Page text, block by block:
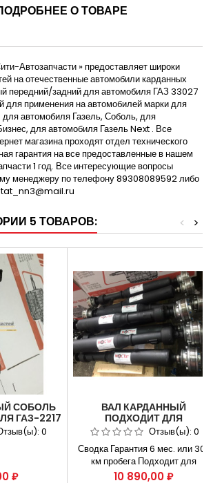
О ТОВАРЕ
Автозапчасти » предоставляет широки
на отечественные автомобили карданных
передний/задний для автомобиля ГАЗ 33027
для применения на автомобилей марки для
для автомобиля Газель, Соболь, для
для автомобиля Газель Next . Все
магазина проходят отдел технического
гарантия на все предоставленные в нашем
1 год. Все интересующие вопросы
менеджеру по телефону 89308089592 либо
5 ТОВАРОВ: >
<
СОБОЛЬ
ГАЗ-2217
0
₽
ВАЛ КАРДАННЫЙ
ПОДХОДИТ ДЛЯ
АВТОМОБИЛЕЙ Г-
22177,23107 ЗАДНИЙ ПОД
ШРУС 776ММ.
Отзыв(ы): 0
Сводка Гарантия 6 мес. или 30т
км пробега Подходит для
автомобилей Газель Некст,
Цена
10 890,00 ₽